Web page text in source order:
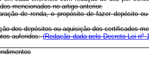
mencionados no artigo anterior.
renda, o propósito de fazer depósito ou
dos depósitos ou aquisição dos certificados
auferidos:(Redação dada pelo Decreto-Lei nº